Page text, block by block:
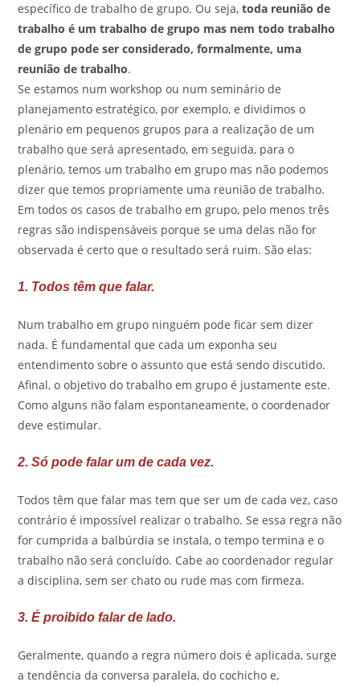
específico de trabalho de grupo. Ou seja,toda reunião de
trabalho é um trabalho de grupo mas nem todo trabalho
de grupo pode ser considerado, formalmente, uma
reunião de trabalho.
Se estamos num workshop ou num seminário de
planejamento estratégico, por exemplo, e dividimos o
plenário em pequenos grupos para a realização de um
trabalho que será apresentado, em seguida, para o
plenário, temos um trabalho em grupo mas não podemos
dizer que temos propriamente uma reunião de trabalho.
Em todos os casos de trabalho em grupo, pelo menos três
regras são indispensáveis porque se uma delas não for
observada é certo que o resultado será ruim. São elas:
1. Todos têm que falar.
Num trabalho em grupo ninguém pode ficar sem dizer
nada. É fundamental que cada um exponha seu
entendimento sobre o assunto que está sendo discutido.
Afinal, o objetivo do trabalho em grupo é justamente este.
Como alguns não falam espontaneamente, o coordenador
deve estimular.
2. Só pode falar um de cada vez.
Todos têm que falar mas tem que ser um de cada vez, caso
contrário é impossível realizar o trabalho. Se essa regra não
for cumprida a balbúrdia se instala, o tempo termina e o
trabalho não será concluído. Cabe ao coordenador regular
a disciplina, sem ser chato ou rude mas com firmeza.
3. É proibido falar de lado.
Geralmente, quando a regra número dois é aplicada, surge
a tendência da conversa paralela, do cochicho e,